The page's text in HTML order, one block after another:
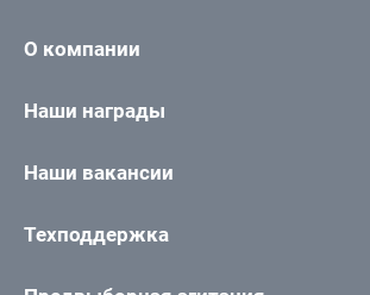
О компании
Наши награды
Наши вакансии
Техподдержка